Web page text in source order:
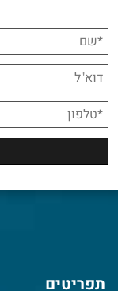
תפריטים